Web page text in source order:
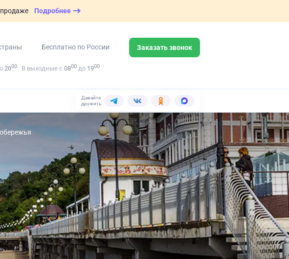
Подробнее
Бесплатно по России Заказать звонок
2000 В выходные с 0800 до 1900
Давайте
дружить: